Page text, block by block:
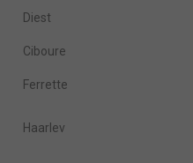
Diest
Ciboure
Ferrette
Haarlev